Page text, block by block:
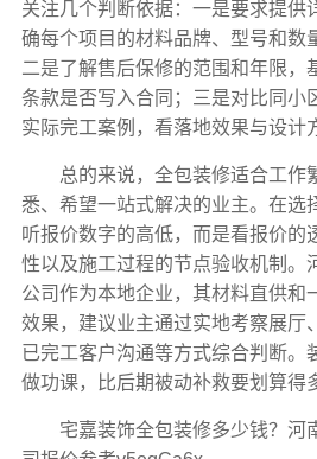
关注几个判断依据：一是要求提供
确每个项目的材料品牌、型号和数
二是了解售后保修的范围和年限，
条款是否写入合同；三是对比同小
实际完工案例，看落地效果与设计
总的来说，全包装修适合工作
悉、希望一站式解决的业主。在选
听报价数字的高低，而是看报价的
性以及施工过程的节点验收机制。
公司作为本地企业，其材料直供和
效果，建议业主通过实地考察展厅
已完工客户沟通等方式综合判断。
做功课，比后期被动补救要划算得
宅嘉装饰全包装修多少钱？河